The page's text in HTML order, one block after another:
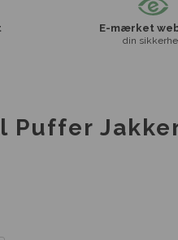
E-mærket
din
Puffer